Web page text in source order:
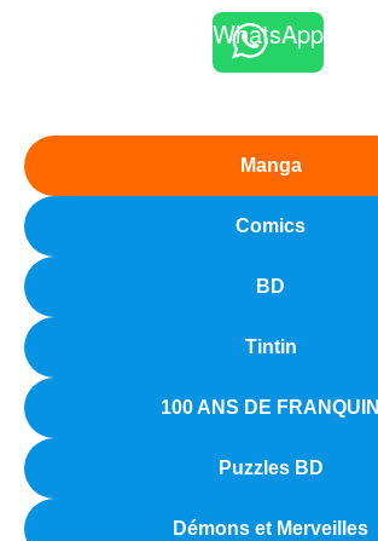
WhatsApp
Manga
Comics
BD
Tintin
100 ANS DE FRANQUIN
Puzzles BD
Démons et Merveilles